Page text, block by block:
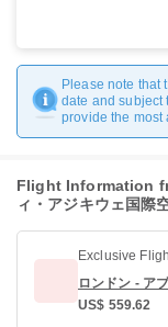
Please note that
date and subject
provide the most
Flight Information
ィ・アジキウェ国際
Exclusive
ロンドン - ア
US$ 559.62